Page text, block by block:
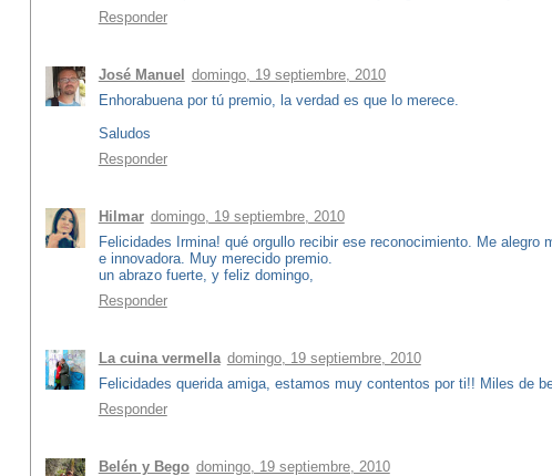
Responder
José Manuel domingo, 19 septiembre, 2010
Enhorabuena por tú premio, la verdad es que lo merece.
Saludos
Responder
Hilmar domingo, 19 septiembre, 2010
Felicidades Irmina! qué orgullo recibir ese reconocimiento. Me
e innovadora. Muy merecido premio.
un abrazo fuerte, y feliz domingo,
Responder
La cuina vermella domingo, 19 septiembre, 2010
Felicidades querida amiga, estamos muy contentos por ti!! Miles de
Responder
Belén y Bego domingo, 19 septiembre, 2010